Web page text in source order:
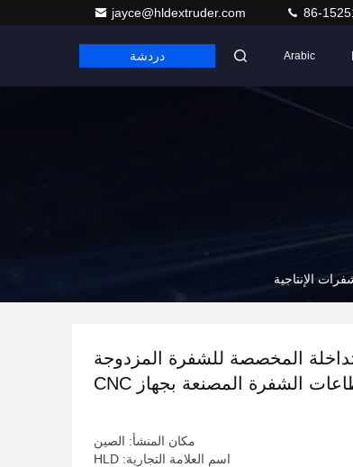
jayce@hldextruder.com 86-
Arabic دردشة
المخصصة للشفرة المزدوجة
للشفرة ، قطاعات الشفرة المصنعة بجهاز CNC
مكان المنشأ: الصين
اسم العلامة التجارية: HLD